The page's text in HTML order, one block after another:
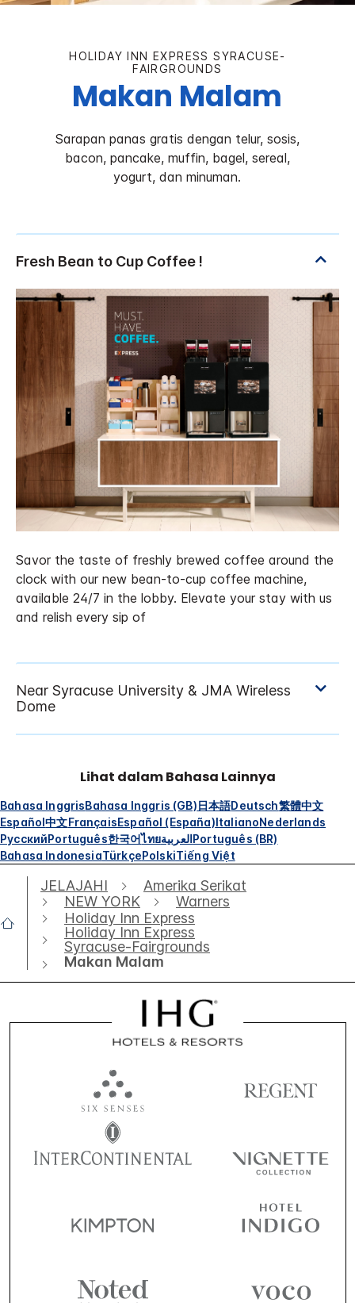
HOLIDAY INN EXPRESS SYRACUSE-
FAIRGROUNDS
Makan Malam
Sarapan panas gratis dengan telur, sosis,
bacon, pancake, muffin, bagel, sereal,
yogurt, dan minuman.
Savor the taste of freshly brewed coffee around the
clock with our new bean-to-cup coffee machine,
available 24/7 in the lobby. Elevate your stay with us
and relish every sip of
Lihat dalam Bahasa Lainnya
Bahasa InggrisBahasa Inggris (GB)日本語Deutsch繁體中文
Español中文FrançaisEspañol (España)ItalianoNederlands
РусскийPortuguês한국어ไทยالعربيةPortuguês (BR)
Bahasa IndonesiaTürkçePolskiTiếng Việt
JELAJAHI
Amerika Serikat
NEW YORK
Warners
Holiday Inn Express
Holiday Inn Express
Syracuse-Fairgrounds
Makan Malam